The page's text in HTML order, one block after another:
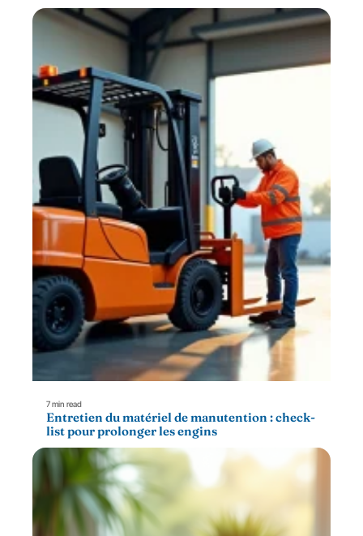
7 min read
Entretien du matériel de manutention : check-
list pour prolonger les engins